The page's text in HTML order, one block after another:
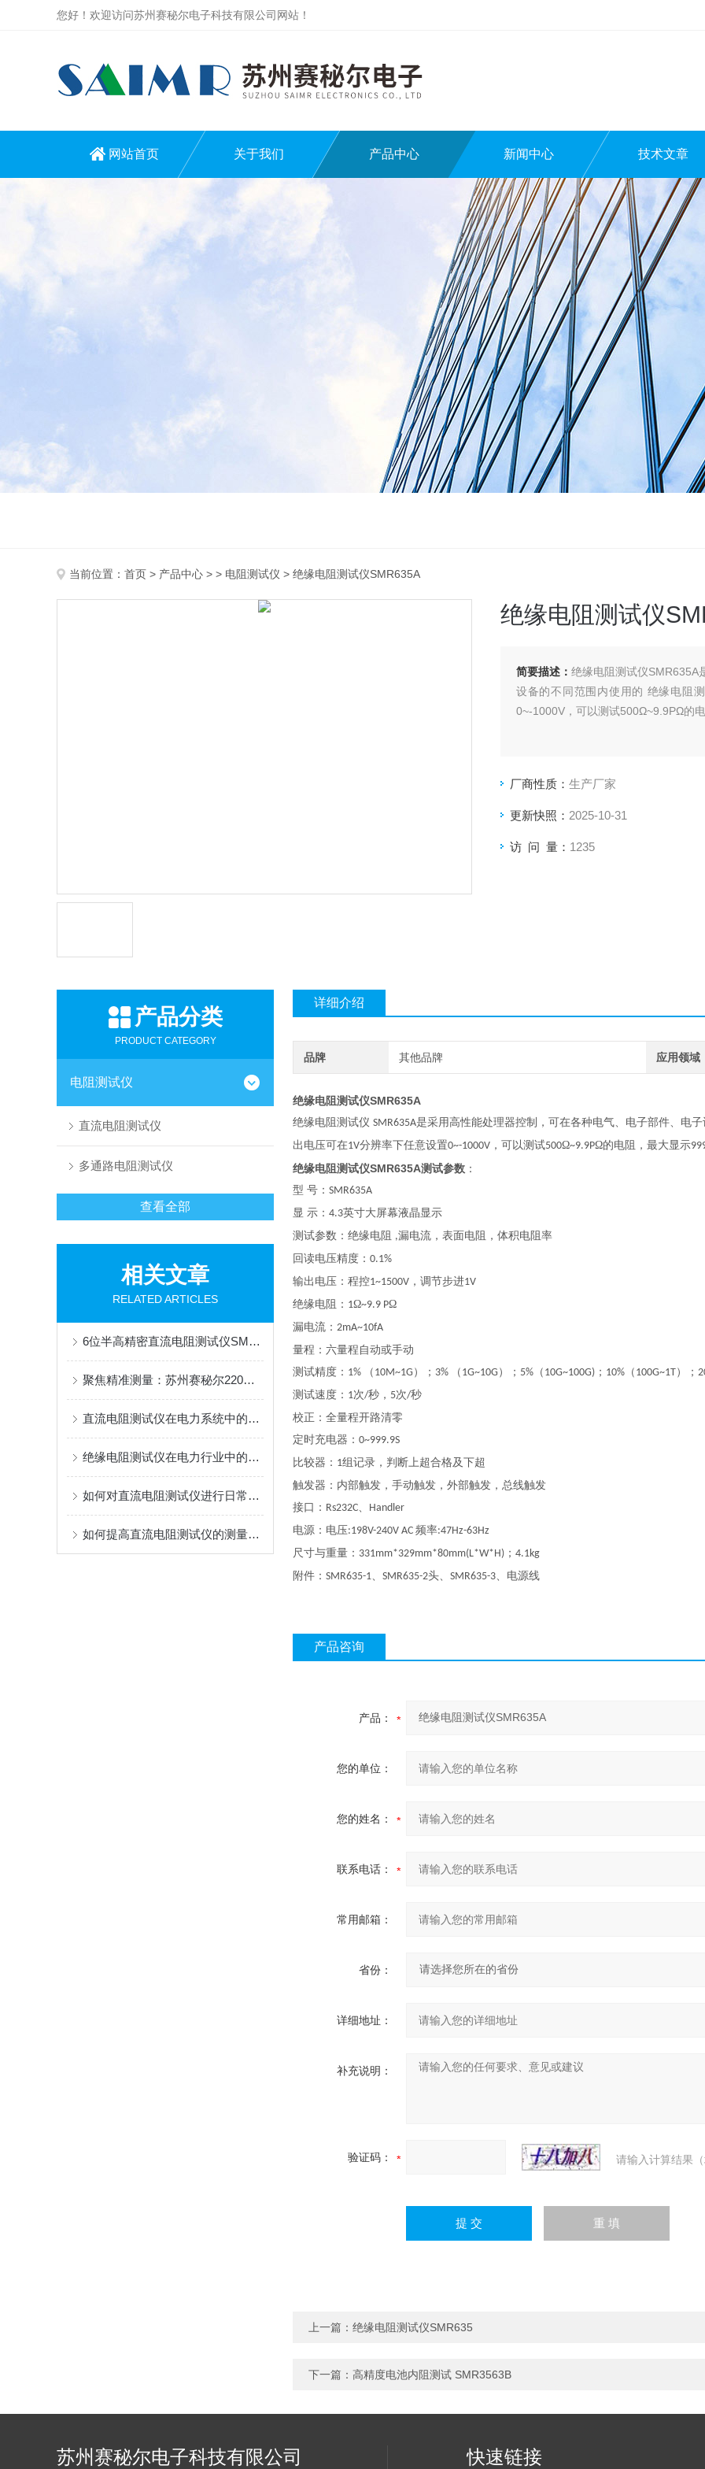
您好！欢迎访问苏州赛秘尔电子科技有限公司网站！
网站首页 关于我们 产品中心 新闻中心 技术文章
当前位置： 首页 > 产品中心 > > 电阻测试仪 > 绝缘电阻测试仪SMR635A
绝缘电阻测试仪
简要描述： 绝缘电阻测试仪SMR635A
设备的不同范围内使用的 绝缘电阻
0~-1000V，可以测试500Ω~9.9PΩ的
厂商性质： 生产厂家
更新快照： 2025-10-31
访 问 量： 1235
产品分类
PRODUCT CATEGORY
电阻测试仪
直流电阻测试仪
多通路电阻测试仪
查看全部
相关文章
RELATED ARTICLES
6位半高精密直流电阻测试仪SMR240：精密测量的高效之选
聚焦精准测量：苏州赛秘尔220直流电阻测试仪专业解读
直流电阻测试仪在电力系统中的重要性
绝缘电阻测试仪在电力行业中的关键作用
如何对直流电阻测试仪进行日常维护？
如何提高直流电阻测试仪的测量准确性与稳定性
详细介绍
品牌 其他品牌 应用领域
绝缘电阻测试仪SMR635A
绝缘电阻测试仪 SMR635A是采用高性能处理器控制，可在各种电气、电子部件、电
出电压可在1V分辨率下任意设置0~-1000V ，可以测试500Ω~9.9PΩ的电阻，最大显示
绝缘电阻测试仪SMR635A测试参数 ：
型 号： SMR635A
显 示： 4.3英寸大屏幕液晶显示
测试参数：绝缘电阻 ,漏电流，表面电阻，体积电阻率
回读电压精度： 0.1%
输出电压：程控1~1500V ，调节步进1V
绝缘电阻： 1Ω~9.9 PΩ
漏电流： 2mA~10fA
量程：六量程自动或手动
测试精度： 1% （ 10M~1G ）； 3% （ 1G~10G ）； 5% （ 10G~100G) ； 10% （ 100G~1T）；
测试速度： 1次/秒， 5次/秒
校正：全量程开路清零
定时充电器： 0~999.9S
比较器： 1组记录，判断上超合格及下超
触发器：内部触发，手动触发，外部触发，总线触发
接口： Rs232C、 Handler
电源：电压:198V-240V AC 频率:47Hz-63Hz
尺寸与重量： 331mm*329mm*80mm(L*W*H) ； 4.1kg
附件： SMR635-1、 SMR635-2头、 SMR635-3、电源线
产品咨询
产品：
您的单位：
您的姓名：
联系电话：
常用邮箱：
省份：
详细地址：
补充说明：
验证码： 请输入计算结果
上一篇： 绝缘电阻测试仪SMR635
下一篇： 高精度电池内阻测试 SMR3563B
苏州赛秘尔电子科技有限公司 快速链接